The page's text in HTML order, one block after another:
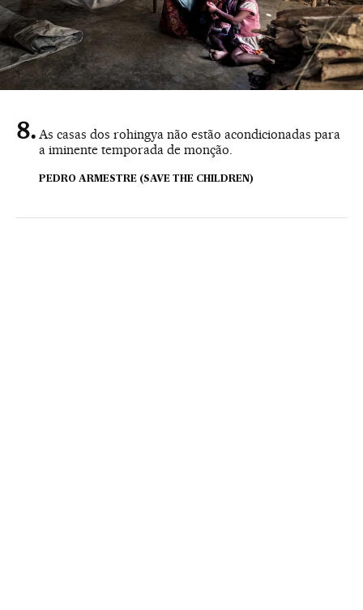
As casas dos rohingya não estão acondicionadas para
a iminente temporada de monção.
PEDRO ARMESTRE (SAVE THE CHILDREN)